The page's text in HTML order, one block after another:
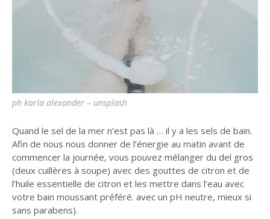
ph karla alexander – unsplash
Quand le sel de la mer n’est pas là … il y a les sels de bain.
Afin de nous nous donner de l’énergie au matin avant de
commencer la journée, vous pouvez mélanger du del gros
(deux cuillères à soupe) avec des gouttes de citron et de
l’huile essentielle de citron et les mettre dans l’eau avec
votre bain moussant préféré. avec un pH neutre, mieux si
sans parabens).